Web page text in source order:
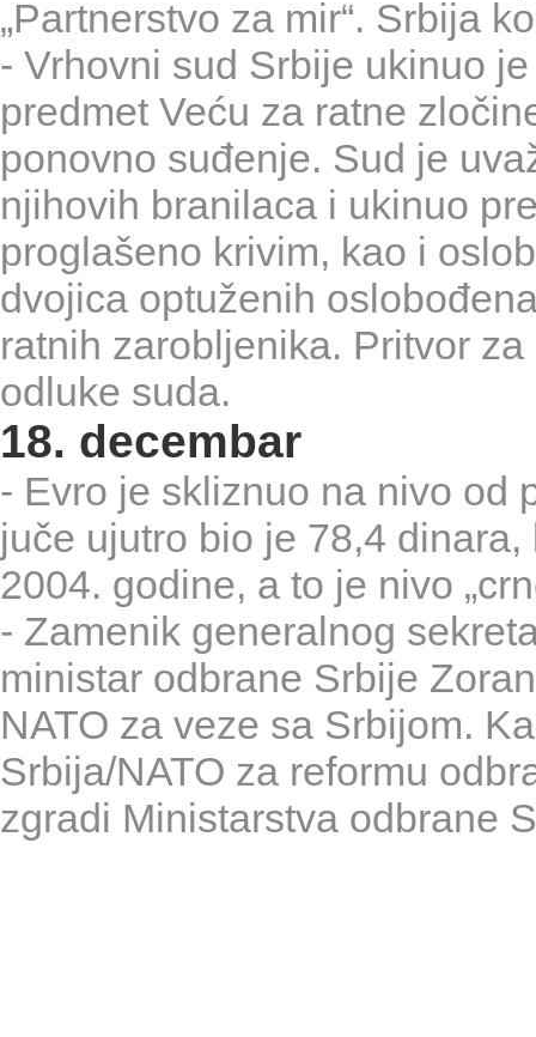
„Partnerstvo za mir“. Srbija
- Vrhovni sud Srbije ukinuo
predmet Veću za ratne
ponovno suđenje. Sud je
njihovih branilaca i ukinuo
proglašeno krivim, kao i
dvojica optuženih
ratnih zarobljenika. Pritvor
odluke suda.
18. decembar
- Evro je skliznuo na nivo od
juče ujutro bio je 78,4
2004. godine, a to je nivo
- Zamenik generalnog
ministar odbrane Srbije
NATO za veze sa Srbijom.
Srbija/NATO za reformu
zgradi Ministarstva odbrane